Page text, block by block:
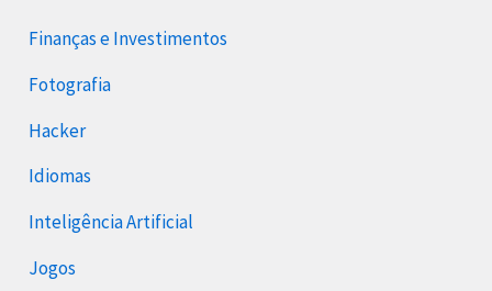
Finanças e Investimentos
Fotografia
Hacker
Idiomas
Inteligência Artificial
Jogos